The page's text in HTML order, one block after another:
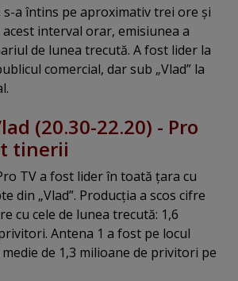
s-a întins pe aproximativ trei ore şi
acest interval orar, emisiunea a
de lunea trecută. A fost lider la
comercial, dar sub „Vlad” la
(20.30-22.20) - Pro
tinerii
TV a fost lider în toată ţara cu
din „Vlad”. Producţia a scos cifre
cu cele de lunea trecută: 1,6
Antena 1 a fost pe locul
de 1,3 milioane de privitori pe